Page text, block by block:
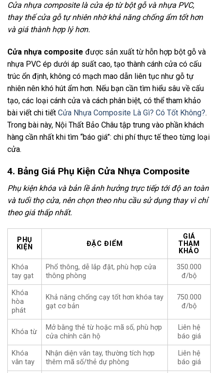
Cửa nhựa composite là cửa ép từ bột gỗ và nhựa PVC,
thay thế cửa gỗ tự nhiên nhờ khả năng chống ẩm tốt hơn
và giá thành hợp lý hơn.
Cửa nhựa composite được sản xuất từ hỗn hợp bột gỗ và
nhựa PVC ép dưới áp suất cao, tạo thành cánh cửa có cấu
trúc ổn định, không có mạch mao dẫn liên tục như gỗ tự
nhiên nên khó hút ẩm hơn. Nếu bạn cần tìm hiểu sâu về cấu
tạo, các loại cánh cửa và cách phân biệt, có thể tham khảo
bài viết chi tiết Cửa Nhựa Composite Là Gì? Có Tốt Không?.
Trong bài này, Nội Thất Bảo Châu tập trung vào phần khách
hàng cần nhất khi tìm “báo giá”: chi phí thực tế theo từng loại
cửa.
4. Bảng Giá Phụ Kiện Cửa Nhựa Composite
Phụ kiện khóa và bản lề ảnh hưởng trực tiếp tới độ an toàn
và tuổi thọ cửa, nên chọn theo nhu cầu sử dụng thay vì chỉ
theo giá thấp nhất.
PHỤ
KIỆN
ĐẶC ĐIỂM
GIÁ
THAM
KHẢO
Khóa
tay gạt
Phổ thông, dễ lắp đặt, phù hợp cửa
thông phòng
350.000
đ/bộ
Khóa
hòa
phát
Khả năng chống cạy tốt hơn khóa tay
gạt cơ bản
750.000
đ/bộ
Khóa từ
Mở bằng thẻ từ hoặc mã số, phù hợp
cửa chính căn hộ
Liên hệ
báo giá
Khóa
vân tay
Nhận diện vân tay, thường tích hợp
thêm mã số/thẻ dự phòng
Liên hệ
báo giá